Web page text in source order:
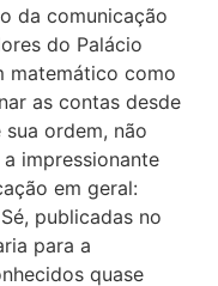
da comunicação
do Palácio
matemático como
as contas desde
ordem, não
impressionante
em geral:
publicadas no
para a
quase